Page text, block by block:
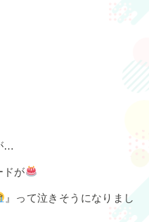
…
ドが
』って泣きそうになりまし